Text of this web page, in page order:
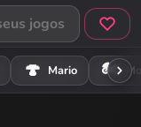
🍄 Mario 🏍️